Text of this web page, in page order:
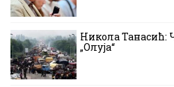
Никола Танасић:
„Олуја“